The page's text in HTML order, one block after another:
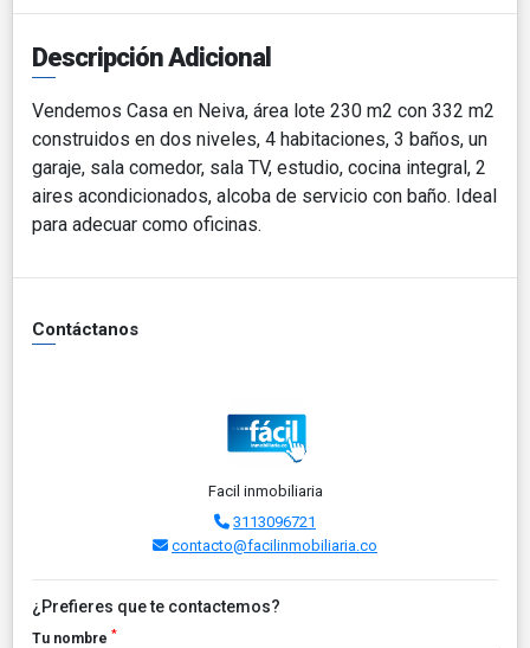
Descripción Adicional
Vendemos Casa en Neiva, área lote 230 m2 con 332 m2
construidos en dos niveles, 4 habitaciones, 3 baños, un
garaje, sala comedor, sala TV, estudio, cocina integral, 2
aires acondicionados, alcoba de servicio con baño. Ideal
para adecuar como oficinas.
Contáctanos
Facil inmobiliaria
3113096721
contacto@facilinmobiliaria.co
¿Prefieres que te contactemos?
Tu nombre *